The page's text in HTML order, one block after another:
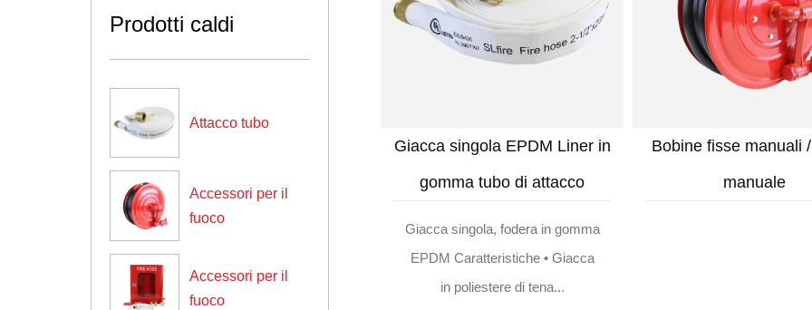
Prodotti caldi
Attacco tubo
Accessori per il
fuoco
Accessori per il
fuoco
progettati per adattarsi al tubo
antincendio, alla valvola e ad a...
Tubo di attacco per
rivestimento TPU a giacca
Giacca singola, fodera TPU •
Filato in poliestere ad alta
Tubo di attacco
coperto di